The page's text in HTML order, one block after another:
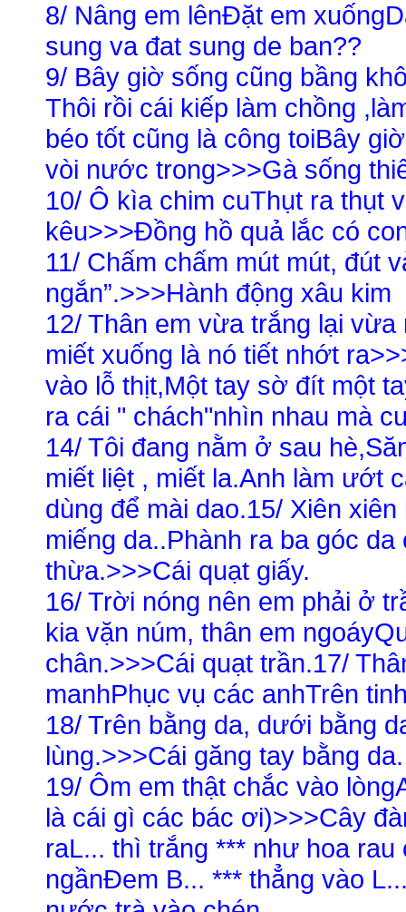
8/ Nâng em lênĐặt em
sung va đat sung de ban??
9/ Bây giờ sống cũng bầng
Thôi rồi cái kiếp làm chồng
béo tốt cũng là công toiBây
vòi nước trong>>>Gà sống
10/ Ô kìa chim cuThụt ra thụt
kêu>>>Đồng hồ quả lắc có
11/ Chấm chấm mút mút, đút
ngắn”.>>>Hành động xâu kim
12/ Thân em vừa trắng lại
miết xuống là nó tiết nhớt
vào lỗ thịt,Một tay sờ đít một
ra cái " chách"nhìn nhau mà
14/ Tôi đang nằm ở sau
miết liệt , miết la.Anh làm ướt
dùng để mài dao.15/ Xiên
miếng da..Phành ra ba góc
thừa.>>>Cái quạt giấy.
16/ Trời nóng nên em phải ở
kia vặn núm, thân em
chân.>>>Cái quạt trần.17/
manhPhục vụ các anhTrên
18/ Trên bằng da, dưới bằng
lùng.>>>Cái găng tay bằng da.
19/ Ôm em thật chắc vào
là cái gì các bác ơi)>>>Cây
raL... thì trắng *** như hoa
ngầnĐem B... *** thẳng vào